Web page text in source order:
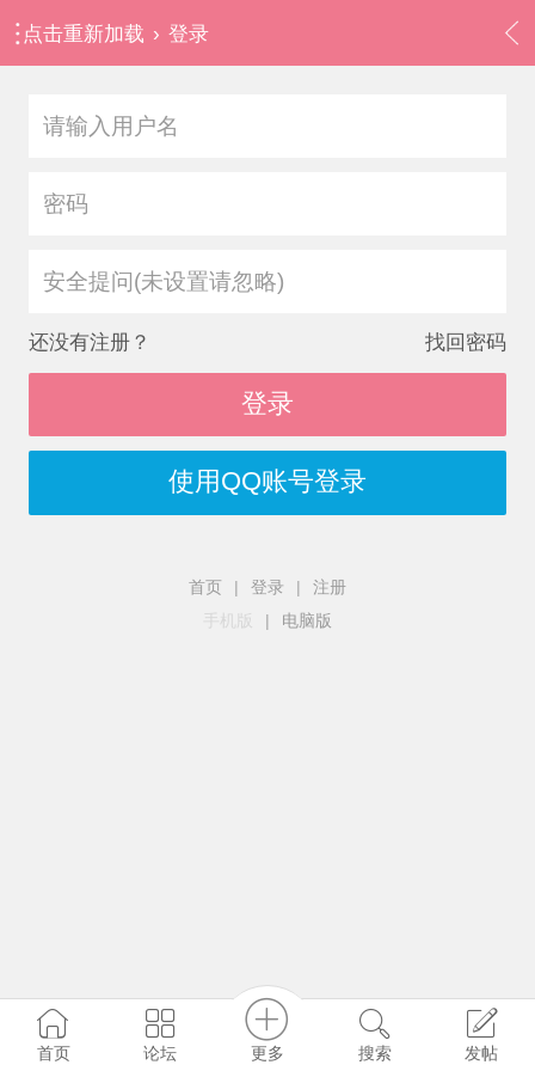
点击重新加载 › 登录
安全提问(未设置请忽略)
还没有注册？ 找回密码
登录
使用QQ账号登录
首页 | 登录 |
注册
手机版
| 电脑版
首页 论坛 更多 搜索 发帖